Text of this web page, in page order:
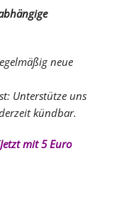
neue
Unterstütze uns
kündbar.
Jetzt mit 5 Euro